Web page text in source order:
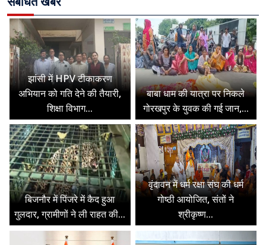
झांसी में HPV टीकाकरण
अभियान को गति देने की तैयारी,
शिक्षा विभाग...
बाबा धाम की यात्रा पर निकले
गोरखपुर के युवक की गई जान,...
बिजनौर में पिंजरे में कैद हुआ
गुलदार, ग्रामीणों ने ली राहत की...
वृंदावन में धर्म रक्षा संघ की धर्म
गोष्ठी आयोजित, संतों ने
श्रीकृष्ण...